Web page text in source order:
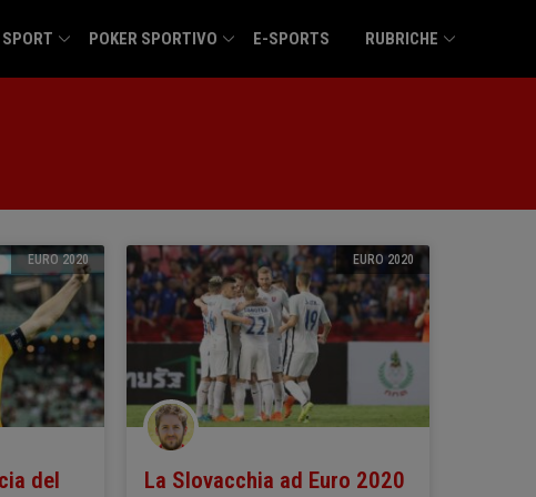
POKER SPORTIVO E-SPORTS RUBRICHE
EURO 2020
del
EURO 2020
La Slovacchia ad Euro 2020